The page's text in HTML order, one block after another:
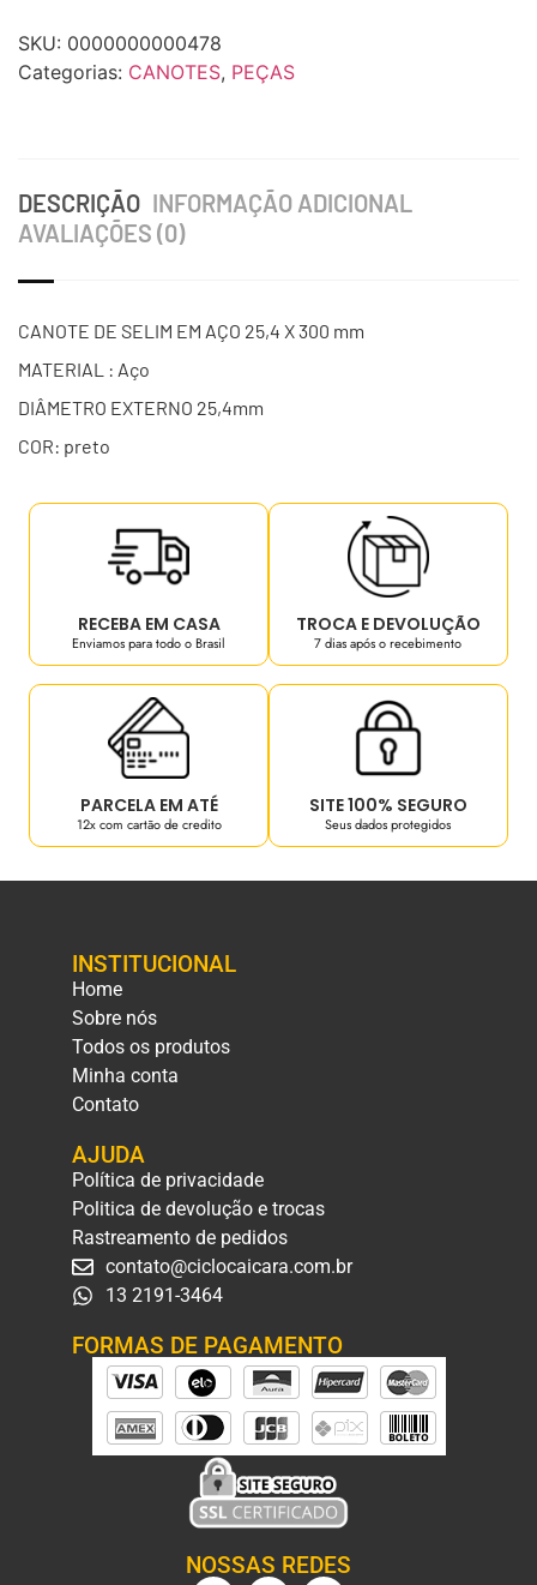
SKU: 0000000000478
Categorias: CANOTES, PEÇAS
DESCRIÇÃO INFORMAÇÃO ADICIONAL
AVALIAÇÕES (0)
CANOTE DE SELIM EM AÇO 25,4 X 300 mm
MATERIAL : Aço
DIÂMETRO EXTERNO 25,4mm
COR: preto
RECEBA EM CASA
Enviamos para todo o Brasil
TROCA E DEVOLUÇÃO
7 dias após o recebimento
PARCELA EM ATÉ
12x com cartão de credito
SITE 100% SEGURO
Seus dados protegidos
INSTITUCIONAL
Home
Sobre nós
Todos os produtos
Minha conta
Contato
AJUDA
Política de privacidade
Politica de devolução e trocas
Rastreamento de pedidos
contato@ciclocaicara.com.br
13 2191-3464
FORMAS DE PAGAMENTO
NOSSAS REDES